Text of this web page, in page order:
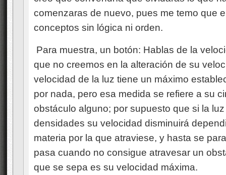
comenzaras de nuevo, pues me temo que
conceptos sin lógica ni orden.
Para muestra, un botón: Hablas de la
que no creemos en la alteración de su
velocidad de la luz tiene un máximo
por nada, pero esa medida se refiere a su
obstáculo alguno; por supuesto que si la
densidades su velocidad disminuirá
materia por la que atraviese, y hasta se
pasa cuando no consigue atravesar un
que se sepa es su velocidad máxima.